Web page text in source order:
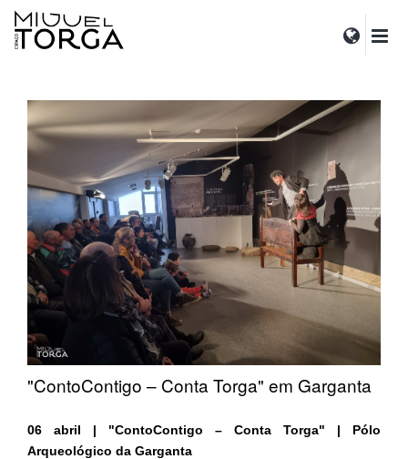
"ContoContigo – Conta Torga" em Garganta
06 abril | "ContoContigo – Conta Torga" | Pólo
Arqueológico da Garganta